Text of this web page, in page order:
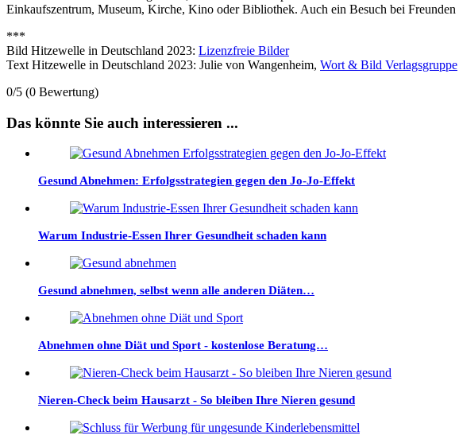
Einkaufszentrum, Museum, Kirche, Kino oder Bibliothek. Auch ein Besuch bei Freunden
***
Bild Hitzewelle in Deutschland 2023: Lizenzfreie Bilder
Text Hitzewelle in Deutschland 2023: Julie von Wangenheim, Wort & Bild Verlagsgruppe
0/5 (0 Bewertung)
Das könnte Sie auch interessieren ...
Gesund Abnehmen: Erfolgsstrategien gegen den Jo-Jo-Effekt
Warum Industrie-Essen Ihrer Gesundheit schaden kann
Gesund abnehmen, selbst wenn alle anderen Diäten…
Abnehmen ohne Diät und Sport - kostenlose Beratung…
Nieren-Check beim Hausarzt - So bleiben Ihre Nieren gesund